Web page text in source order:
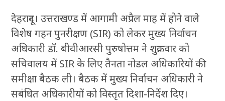
देहरादून। उत्तराखण्ड में आगामी अप्रैल माह में होने वाले
विशेष गहन पुनरीक्षण (SIR) को लेकर मुख्य निर्वाचन
अधिकारी डॉ. बीवीआरसी पुरुषोत्तम ने शुक्रवार को
सचिवालय में SIR के लिए तैनता नोडल अधिकारियों की
समीक्षा बैठक ली। बैठक में मुख्य निर्वाचन अधिकारी ने
सबंधित अधिकारीयों को विस्तृत दिशा-निर्देश दिए।